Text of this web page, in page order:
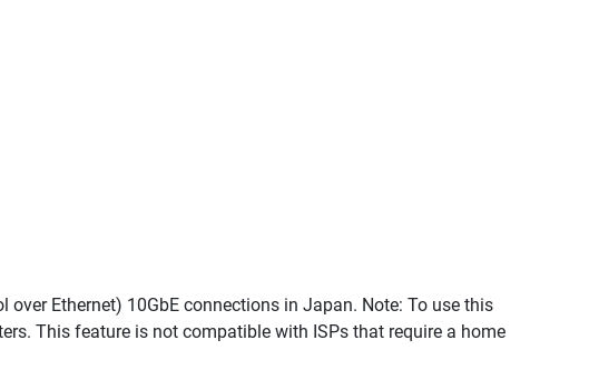
Ethernet) 10GbE connections in Japan. Note: To use this
This feature is not compatible with ISPs that require a home